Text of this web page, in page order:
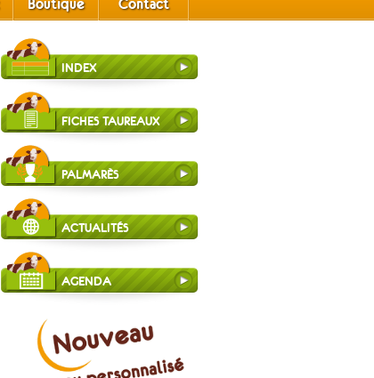
Boutique Contact
INDEX
FICHES TAUREAUX
PALMARÈS
ACTUALITÉS
AGENDA